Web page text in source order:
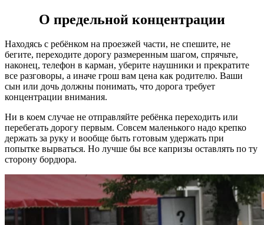
О предельной концентрации
Находясь с ребёнком на проезжей части, не спешите, не
бегите, переходите дорогу размеренным шагом, спрячьте,
наконец, телефон в карман, уберите наушники и прекратите
все разговоры, а иначе грош вам цена как родителю. Ваши
сын или дочь должны понимать, что дорога требует
концентрации внимания.
Ни в коем случае не отправляйте ребёнка переходить или
перебегать дорогу первым. Совсем маленького надо крепко
держать за руку и вообще быть готовым удержать при
попытке вырваться. Но лучше бы все капризы оставлять по ту
сторону бордюра.